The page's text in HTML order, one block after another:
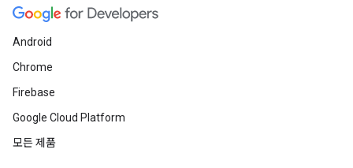
Android
Chrome
Firebase
Google Cloud Platform
모든 제품